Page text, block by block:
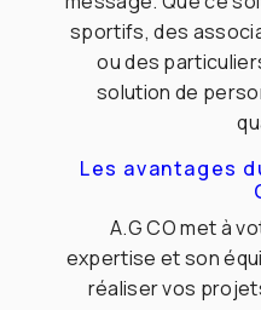
sportifs, des
ou des
solution de
Les avantages
A.G CO met à
expertise et son
réaliser vos